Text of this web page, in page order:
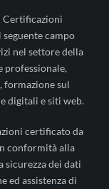
Certificazioni
campo
nel settore della
professionale,
formazione sul
digitali e siti web.
certificato da
conformità alla
sicurezza dei dati
ed assistenza di